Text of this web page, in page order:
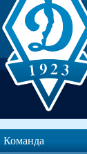
Команда